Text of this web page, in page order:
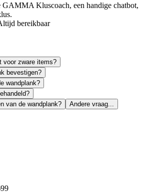
GAMMA Kluscoach, een handige chatbot,
bereikbaar
voor zware items?
bevestigen?
wandplank?
van de wandplank?
Andere vraag...